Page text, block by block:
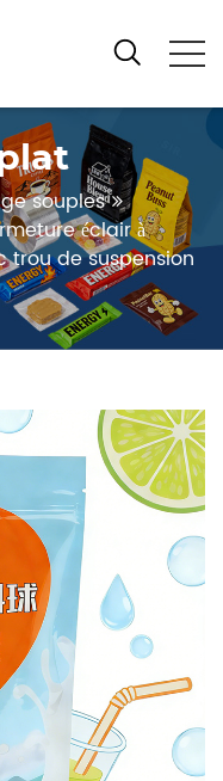
souples
éclair à
trou de suspension